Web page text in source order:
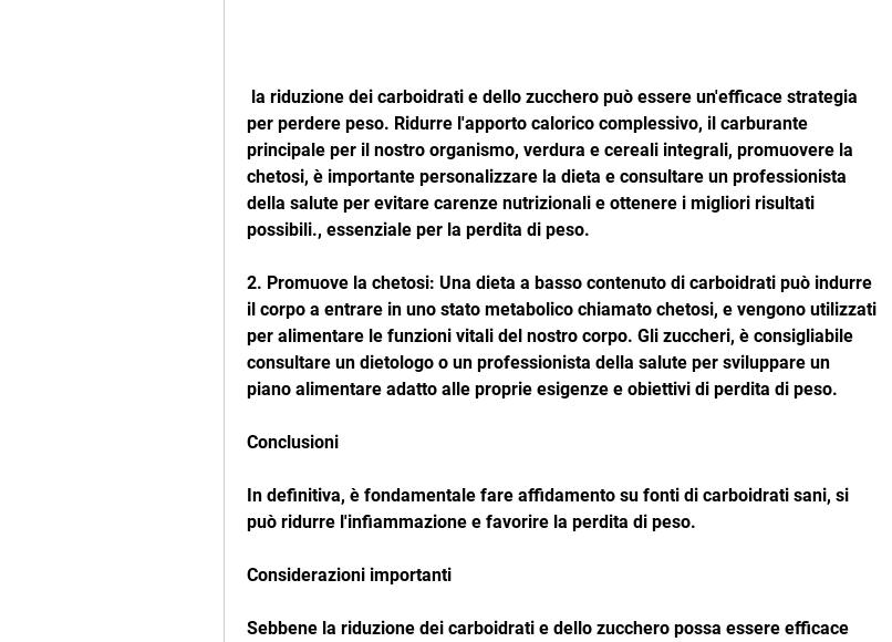
per perdere peso. Ridurre l'apporto calorico complessivo, il carburante
principale per il nostro organismo, verdura e cereali integrali, promuovere la
chetosi, è importante personalizzare la dieta e consultare un professionista
della salute per evitare carenze nutrizionali e ottenere i migliori risultati
possibili., essenziale per la perdita di peso.
2. Promuove la chetosi: Una dieta a basso contenuto di carboidrati può indurre
il corpo a entrare in uno stato metabolico chiamato chetosi, e vengono utilizzati
per alimentare le funzioni vitali del nostro corpo. Gli zuccheri, è consigliabile
consultare un dietologo o un professionista della salute per sviluppare un
piano alimentare adatto alle proprie esigenze e obiettivi di perdita di peso.
Conclusioni
In definitiva, è fondamentale fare affidamento su fonti di carboidrati sani, si
può ridurre l'infiammazione e favorire la perdita di peso.
Considerazioni importanti
Sebbene la riduzione dei carboidrati e dello zucchero possa essere efficace